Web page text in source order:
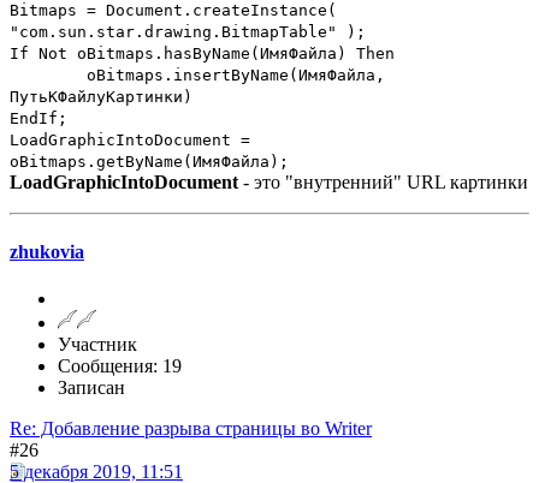
Bitmaps = Document.createInstance(
"com.sun.star.drawing.BitmapTable" );
If Not oBitmaps.hasByName(ИмяФайла) Then
oBitmaps.insertByName(ИмяФайла,
ПутьКФайлуКартинки)
EndIf;
LoadGraphicIntoDocument =
oBitmaps.getByName(ИмяФайла);
LoadGraphicIntoDocument - это "внутренний" URL картинки
zhukovia
Участник
Сообщения: 19
Записан
Re: Добавление разрыва страницы во Writer
#26
5 декабря 2019, 11:51